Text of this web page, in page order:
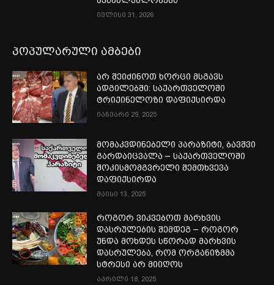
ივლისი 31, 2026
პოპულარული ამბები
არ შეიძინოთ ხორცი მსგავს
ადგილებში: საქართველოში
ტრიქინელოზი დაფიქსირდა
იანვარი 29, 2025
მომაკვდინებელი პარაზიტი, ბავშვი
გარდაიცვალა – საქართველოში
შოკისმომგვრელი შემთხვევა
დაფიქსირდა
მაისი 13, 2025
როგორ ვიკვებოთ მარხვის
დასრულების შემდეგ – როგორ
უნდა მოხდეს სწორად მარხვის
დასრულება, რომ ორგანიზმმა
სტრესი არ მიიღოს
აპრილი 18, 2025